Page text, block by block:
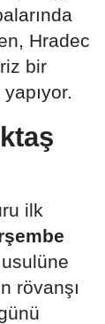
Hradec
bir
ilk
rövanşı